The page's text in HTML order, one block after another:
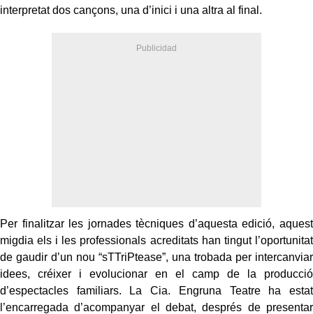
interpretat dos cançons, una d’inici i una altra al final.
Per finalitzar les jornades tècniques d’aquesta edició, aquest
migdia els i les professionals acreditats han tingut l’oportunitat
de gaudir d’un nou “sTTriPtease”, una trobada per intercanviar
idees, créixer i evolucionar en el camp de la producció
d’espectacles familiars. La Cia. Engruna Teatre ha estat
l’encarregada d’acompanyar el debat, després de presentar